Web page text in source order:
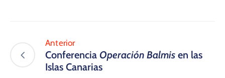
Anterior
Conferencia Operación Balmis en las
Islas Canarias